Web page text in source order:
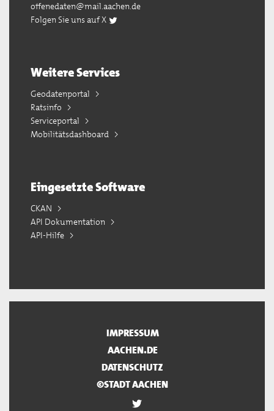
offenedaten@mail.aachen.de
Folgen Sie uns auf X
Weitere Services
Geodatenportal
Ratsinfo
Serviceportal
Mobilitätsdashboard
Eingesetzte Software
CKAN
API Dokumentation
API-Hilfe
IMPRESSUM
AACHEN.DE
DATENSCHUTZ
©STADT AACHEN